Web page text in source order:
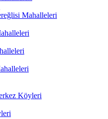
Mahalleleri
Köyleri